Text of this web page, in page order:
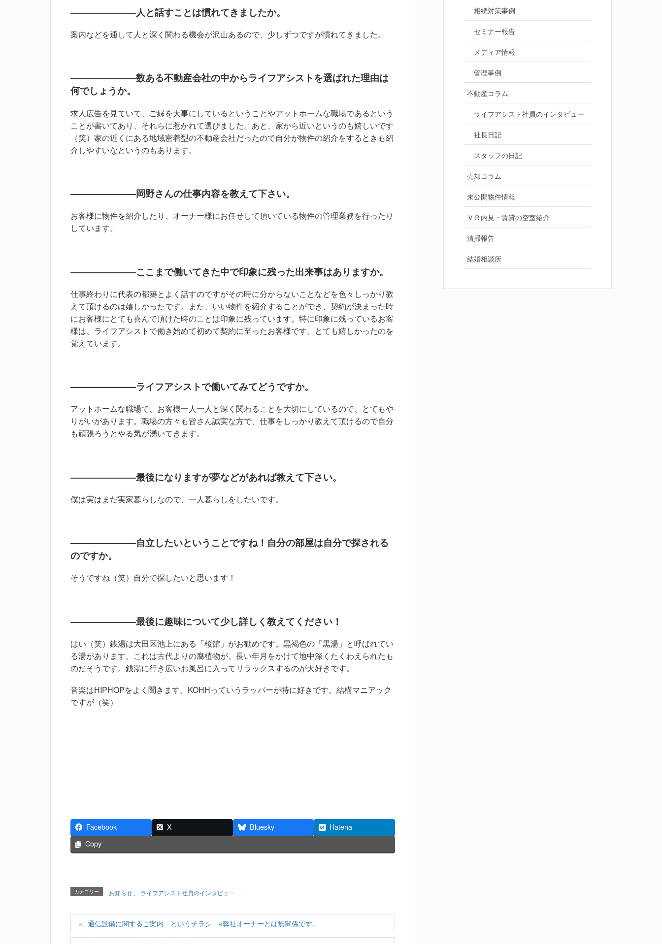
―――――――人と話すことは慣れてきましたか。
案内などを通して人と深く関わる機会が沢山あるので、少しずつですが慣れてきました。
―――――――数ある不動産会社の中からライフアシストを選ばれた理由は
何でしょうか。
求人広告を見ていて、ご縁を大事にしているということやアットホームな職場であるという
ことが書いてあり、それらに惹かれて選びました。あと、家から近いというのも嬉しいです
（笑）家の近くにある地域密着型の不動産会社だったので自分が物件の紹介をするときも紹
介しやすいなというのもあります。
―――――――岡野さんの仕事内容を教えて下さい。
お客様に物件を紹介したり、オーナー様にお任せして頂いている物件の管理業務を行ったり
しています。
―――――――ここまで働いてきた中で印象に残った出来事はありますか。
仕事終わりに代表の都築とよく話すのですがその時に分からないことなどを色々しっかり教
えて頂けるのは嬉しかったです。また、いい物件を紹介することができ、契約が決まった時
にお客様にとても喜んで頂けた時のことは印象に残っています。特に印象に残っているお客
様は、ライフアシストで働き始めて初めて契約に至ったお客様です。とても嬉しかったのを
覚えています。
―――――――ライフアシストで働いてみてどうですか。
アットホームな職場で、お客様一人一人と深く関わることを大切にしているので、とてもや
りがいがあります。職場の方々も皆さん誠実な方で、仕事をしっかり教えて頂けるので自分
も頑張ろうとやる気が湧いてきます。
―――――――最後になりますが夢などがあれば教えて下さい。
僕は実はまだ実家暮らしなので、一人暮らしをしたいです。
―――――――自立したいということですね！自分の部屋は自分で探される
のですか。
そうですね（笑）自分で探したいと思います！
―――――――最後に趣味について少し詳しく教えてください！
はい（笑）銭湯は大田区池上にある「桜館」がお勧めです。黒褐色の「黒湯」と呼ばれてい
る湯があります。これは古代よりの腐植物が、長い年月をかけて地中深くたくわえられたも
のだそうです。銭湯に行き広いお風呂に入ってリラックスするのが大好きです。
音楽はHIPHOPをよく聞きます。KOHHっていうラッパーが特に好きです。結構マニアック
ですが（笑）
Facebook X Bluesky
Hatena
Copy
カテゴリー お知らせ ライフアシスト社員のインタビュー
通信設備に関するご案内 というチラシ ※弊社オーナーとは無関係です。
相続対策事例
セミナー報告
メディア情報
管理事例
不動産コラム
ライフアシスト社員のインタビュー
社長日記
スタッフの日記
売却コラム
未公開物件情報
ＶＲ内見・賃貸の空室紹介
清掃報告
結婚相談所